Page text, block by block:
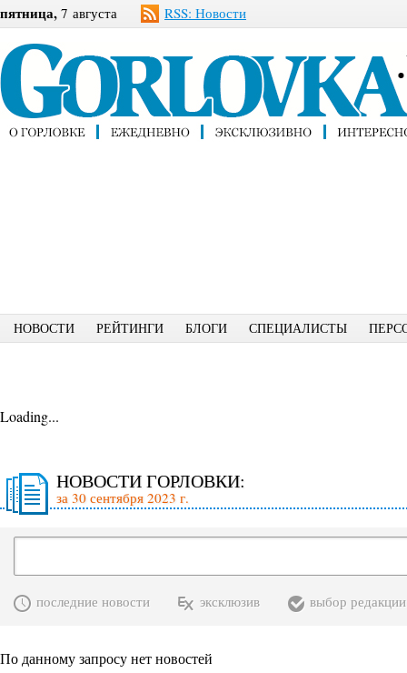
пятница, 7 августа RSS: Новости
НОВОСТИ РЕЙТИНГИ БЛОГИ СПЕЦИАЛИСТЫ
Loading...
НОВОСТИ ГОРЛОВКИ:
за 30 сентября 2023 г.
последние новости эксклюзив выбор редакции
По данному запросу нет новостей